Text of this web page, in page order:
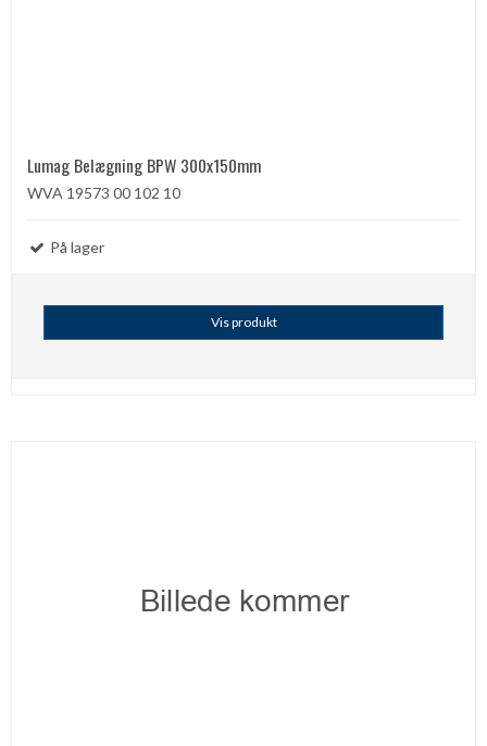
Lumag Belægning BPW 300x150mm
WVA 19573 00 102 10
På lager
Vis produkt